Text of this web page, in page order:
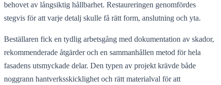
behovet av långsiktig hållbarhet. Restaureringen genomfördes
stegvis för att varje detalj skulle få rätt form, anslutning och yta.
Beställaren fick en tydlig arbetsgång med dokumentation av skador,
rekommenderade åtgärder och en sammanhållen metod för hela
fasadens utsmyckade delar. Den typen av projekt krävde både
noggrann hantverksskicklighet och rätt materialval för att